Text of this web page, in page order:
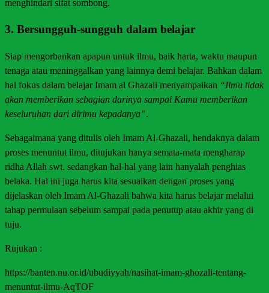
menghindari sifat sombong.
3. Bersungguh-sungguh dalam belajar
Siap mengorbankan apapun untuk ilmu, baik harta, waktu maupun
tenaga atau meninggalkan yang lainnya demi belajar. Bahkan dalam
hal fokus dalam belajar Imam al Ghazali menyampaikan “Ilmu tidak
akan memberikan sebagian darinya sampai Kamu memberikan
keseluruhan dari dirimu kepadanya”.
Sebagaimana yang ditulis oleh Imam Al-Ghazali, hendaknya dalam
proses menuntut ilmu, ditujukan hanya semata-mata mengharap
ridha Allah swt. sedangkan hal-hal yang lain hanyalah penghias
belaka. Hal ini juga harus kita sesuaikan dengan proses yang
dijelaskan oleh Imam Al-Ghazali bahwa kita harus belajar melalui
tahap permulaan sebelum sampai pada penutup atau akhir yang di
tuju.
Rujukan :
https://banten.nu.or.id/ubudiyyah/nasihat-imam-ghozali-tentang-
menuntut-ilmu-AqTOF